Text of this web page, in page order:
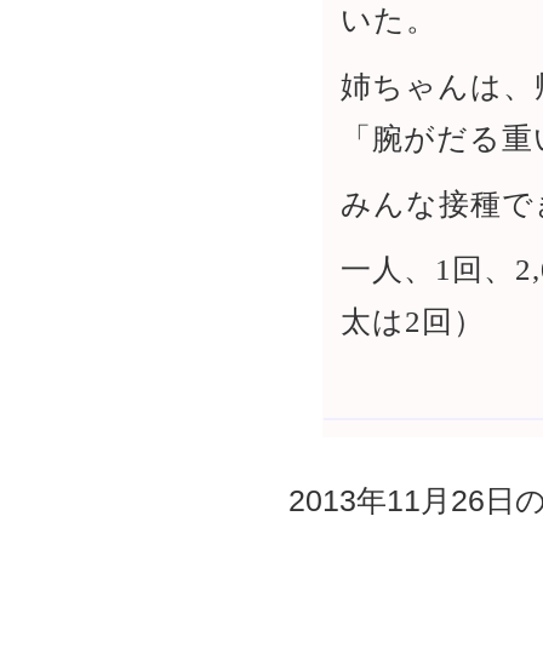
いた。
姉ちゃんは
「腕がだる
みんな接種
一人、1回、
太は2回）
2013年11月26日